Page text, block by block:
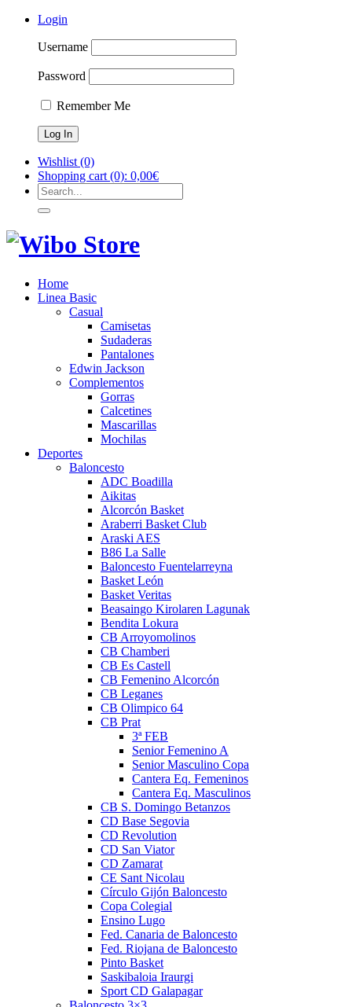
Login
Username
Password
Remember Me
Wishlist (0)
Shopping cart (0): 0,00€
Home
Linea Basic
Casual
Camisetas
Sudaderas
Pantalones
Edwin Jackson
Complementos
Gorras
Calcetines
Mascarillas
Mochilas
Deportes
Baloncesto
ADC Boadilla
Aikitas
Alcorcón Basket
Araberri Basket Club
Araski AES
B86 La Salle
Baloncesto Fuentelarreyna
Basket León
Basket Veritas
Beasaingo Kirolaren Lagunak
Bendita Lokura
CB Arroyomolinos
CB Chamberi
CB Es Castell
CB Femenino Alcorcón
CB Leganes
CB Olimpico 64
CB Prat
3ª FEB
Senior Femenino A
Senior Masculino Copa
Cantera Eq. Femeninos
Cantera Eq. Masculinos
CB S. Domingo Betanzos
CD Base Segovia
CD Revolution
CD San Viator
CD Zamarat
CE Sant Nicolau
Círculo Gijón Baloncesto
Copa Colegial
Ensino Lugo
Fed. Canaria de Baloncesto
Fed. Riojana de Baloncesto
Pinto Basket
Saskibaloia Iraurgi
Sport CD Galapagar